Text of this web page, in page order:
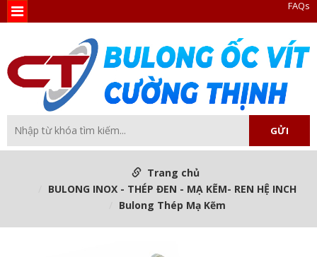
FAQs
Trang chủ
BULONG INOX - THÉP ĐEN - MẠ KẼM- REN HỆ INCH
Bulong Thép Mạ Kẽm